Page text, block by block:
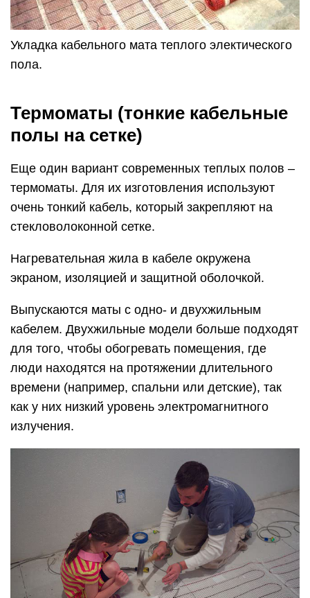
Укладка кабельного мата теплого электического
пола.
Термоматы (тонкие кабельные
полы на сетке)
Еще один вариант современных теплых полов –
термоматы. Для их изготовления используют
очень тонкий кабель, который закрепляют на
стекловолоконной сетке.
Нагревательная жила в кабеле окружена
экраном, изоляцией и защитной оболочкой.
Выпускаются маты с одно- и двухжильным
кабелем. Двухжильные модели больше подходят
для того, чтобы обогревать помещения, где
люди находятся на протяжении длительного
времени (например, спальни или детские), так
как у них низкий уровень электромагнитного
излучения.